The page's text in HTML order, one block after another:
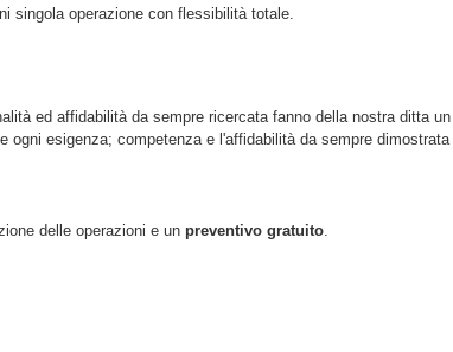
singola operazione con flessibilità totale.
ed affidabilità da sempre ricercata fanno della nostra ditta
esigenza; competenza e l'affidabilità da sempre
delle operazioni e un preventivo gratuito.